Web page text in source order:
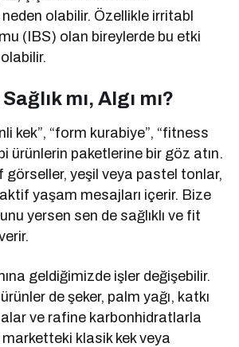
neden olabilir. Özellikle irritabl
(IBS) olan bireylerde bu etki
mı, Algı mı?
kek”, “form kurabiye”, “fitness
ürünlerin paketlerine bir göz atın.
görseller, yeşil veya pastel tonlar,
yaşam mesajları içerir. Bize
yersen sen de sağlıklı ve fit
geldiğimizde işler değişebilir.
de şeker, palm yağı, katkı
ve rafine karbonhidratlarla
klasik kek veya